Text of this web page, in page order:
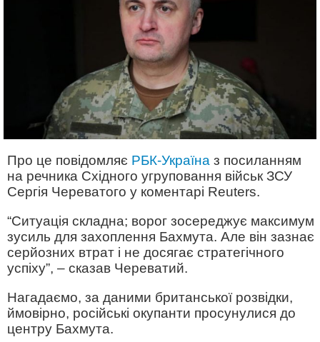
Про це повідомляє РБК-Україна з посиланням
на речника Східного угруповання військ ЗСУ
Сергія Череватого у коментарі Reuters.
“Ситуація складна; ворог зосереджує максимум
зусиль для захоплення Бахмута. Але він зазнає
серйозних втрат і не досягає стратегічного
успіху”, – сказав Череватий.
Нагадаємо, за даними британської розвідки,
ймовірно, російські окупанти просунулися до
центру Бахмута.